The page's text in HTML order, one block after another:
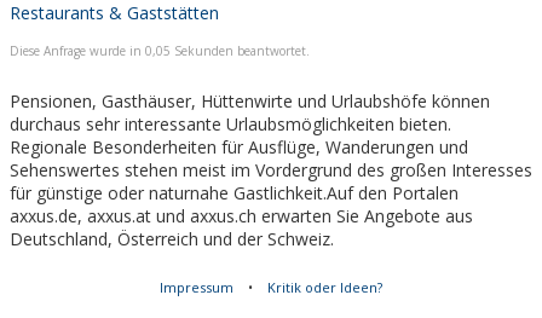
Restaurants & Gaststätten
Diese Anfrage wurde in 0,05 Sekunden beantwortet.
Pensionen, Gasthäuser, Hüttenwirte und Urlaubshöfe können
durchaus sehr interessante Urlaubsmöglichkeiten bieten.
Regionale Besonderheiten für Ausflüge, Wanderungen und
Sehenswertes stehen meist im Vordergrund des großen Interesses
für günstige oder naturnahe Gastlichkeit.Auf den Portalen
axxus.de, axxus.at und axxus.ch erwarten Sie Angebote aus
Deutschland, Österreich und der Schweiz.
Impressum • Kritik oder Ideen?